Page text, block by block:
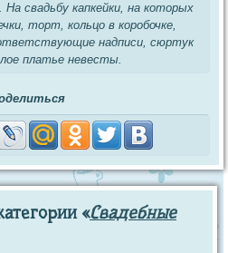
свадьбу капкейки, на которых
торт, кольцо в коробочке,
надписи, сюртук
платье невесты.
«Свадебные